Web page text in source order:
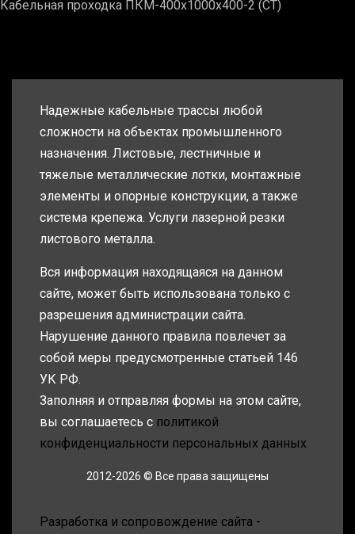
Кабельная проходка ПКМ-400х1000х400-2 (СТ)
Надежные кабельные трассы любой
сложности на объектах промышленного
назначения. Листовые, лестничные и
тяжелые металлические лотки, монтажные
элементы и опорные конструкции, а также
система крепежа. Услуги лазерной резки
листового металла.
Вся информация находящаяся на данном
сайте, может быть использована только с
разрешения администрации сайта.
Нарушение данного правила повлечет за
собой меры предусмотренные статьей 146
УК РФ.
Заполняя и отправляя формы на этом сайте,
вы соглашаетесь с политикой
конфиденциальности персональных данных
2012-2026 © Все права защищены
Разработка и сопровождение сайта -